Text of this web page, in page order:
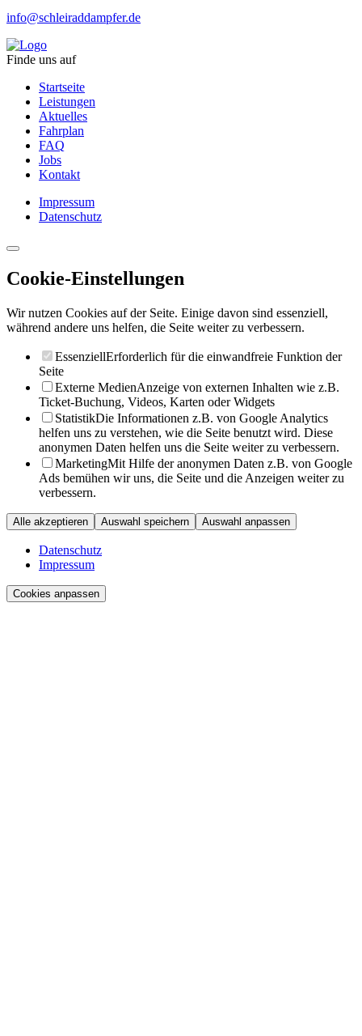
info@schleiraddampfer.de
Finde uns auf
Startseite
Leistungen
Aktuelles
Fahrplan
FAQ
Jobs
Kontakt
Impressum
Datenschutz
Cookie-Einstellungen
Wir nutzen Cookies auf der Seite. Einige davon sind essenziell,
während andere uns helfen, die Seite weiter zu verbessern.
EssenziellErforderlich für die einwandfreie Funktion der
Seite
Externe MedienAnzeige von externen Inhalten wie z.B.
Ticket-Buchung, Videos, Karten oder Widgets
StatistikDie Informationen z.B. von Google Analytics
helfen uns zu verstehen, wie die Seite benutzt wird. Diese
anonymen Daten helfen uns die Seite weiter zu verbessern.
MarketingMit Hilfe der anonymen Daten z.B. von Google
Ads bemühen wir uns, die Seite und die Anzeigen weiter zu
verbessern.
Alle akzeptieren Auswahl speichern Auswahl anpassen
Datenschutz
Impressum
Cookies anpassen